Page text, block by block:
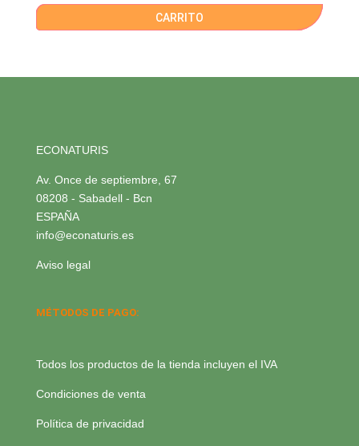
CARRITO
ECONATURIS
Av. Once de septiembre, 67
08208 - Sabadell - Bcn
ESPAÑA
info@econaturis.es
Aviso legal
MÉTODOS DE PAGO:
Todos los productos de la tienda incluyen el IVA
Condiciones de venta
Política de privacidad